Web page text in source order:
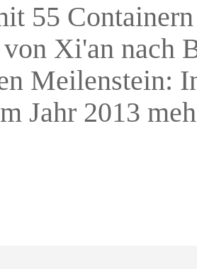
55
Xi'an nach
Meilenstein:
Jahr 2013